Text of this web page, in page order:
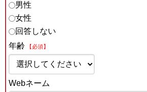
男性
女性
回答しない
年齢
【必須】
Webネーム